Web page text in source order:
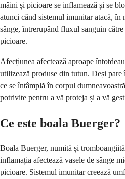
mâini și picioare se inflamează și se
atunci când sistemul imunitar atacă, în
sânge, întrerupând fluxul sanguin către
picioare.
Afecțiunea afectează aproape
utilizează produse din tutun. Deși pare
ce se întâmplă în corpul
potrivite pentru a vă proteja și a vă
Ce este boala Buerger?
Boala Buerger, numită și
inflamația afectează vasele de sânge
picioare. Sistemul imunitar creează